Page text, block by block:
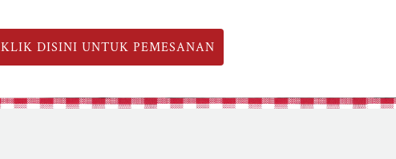
KLIK DISINI UNTUK PEMESANAN